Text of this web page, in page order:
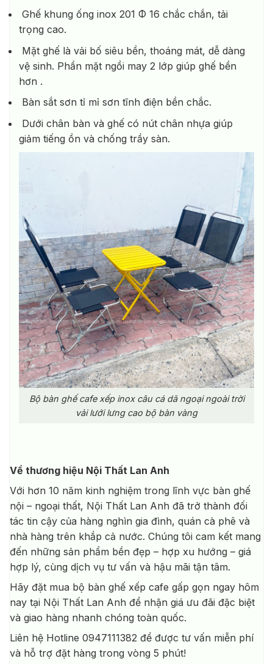
Ghế khung ống inox 201 Φ 16 chắc chắn, tải
trọng cao.
Mặt ghế là vải bố siêu bền, thoáng mát, dễ dàng
vệ sinh. Phần mặt ngồi may 2 lớp giúp ghế bền
hơn .
Bàn sắt sơn tỉ mỉ sơn tĩnh điện bền chắc.
Dưới chân bàn và ghế có nút chân nhựa giúp
giảm tiếng ồn và chống trầy sàn.
Bộ bàn ghế cafe xếp inox câu cá dã ngoại ngoài trời
vải lưới lưng cao bộ bàn vàng
Về thương hiệu Nội Thất Lan Anh
Với hơn 10 năm kinh nghiệm trong lĩnh vực bàn ghế
nội – ngoại thất, Nội Thất Lan Anh đã trở thành đối
tác tin cậy của hàng nghìn gia đình, quán cà phê và
nhà hàng trên khắp cả nước. Chúng tôi cam kết mang
đến những sản phẩm bền đẹp – hợp xu hướng – giá
hợp lý, cùng dịch vụ tư vấn và hậu mãi tận tâm.
Hãy đặt mua bộ bàn ghế xếp cafe gấp gọn ngay hôm
nay tại Nội Thất Lan Anh để nhận giá ưu đãi đặc biệt
và giao hàng nhanh chóng toàn quốc.
Liên hệ Hotline 0947111382 để được tư vấn miễn phí
và hỗ trợ đặt hàng trong vòng 5 phút!